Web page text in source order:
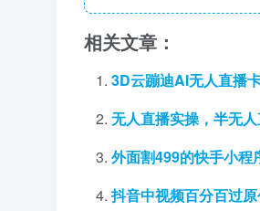
相关文章：
3D云蹦迪AI无人直播
无人直播实操，半无
外面割499的快手小程
抖音中视频百分百过